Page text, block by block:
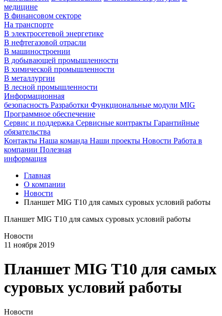
медицине
В финансовом секторе
На транспорте
В электросетевой энергетике
В нефтегазовой отрасли
В машиностроении
В добывающей промышленности
В химической промышленности
В металлургии
В лесной промышленности
Информационная
безопасность Разработки Функциональные модули MIG
Программное обеспечение
Сервис и поддержка Сервисные контракты Гарантийные
обязательства
Контакты Наша команда Наши проекты Новости Работа в
компании Полезная
информация
Главная
О компании
Новости
Планшет MIG T10 для самых суровых условий работы
Планшет MIG T10 для самых суровых условий работы
Новости
11 ноября 2019
Планшет MIG T10 для самых
суровых условий работы
Новости